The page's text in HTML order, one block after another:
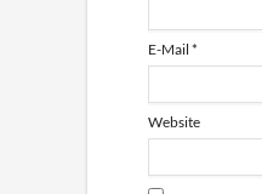
E-Mail *
Website